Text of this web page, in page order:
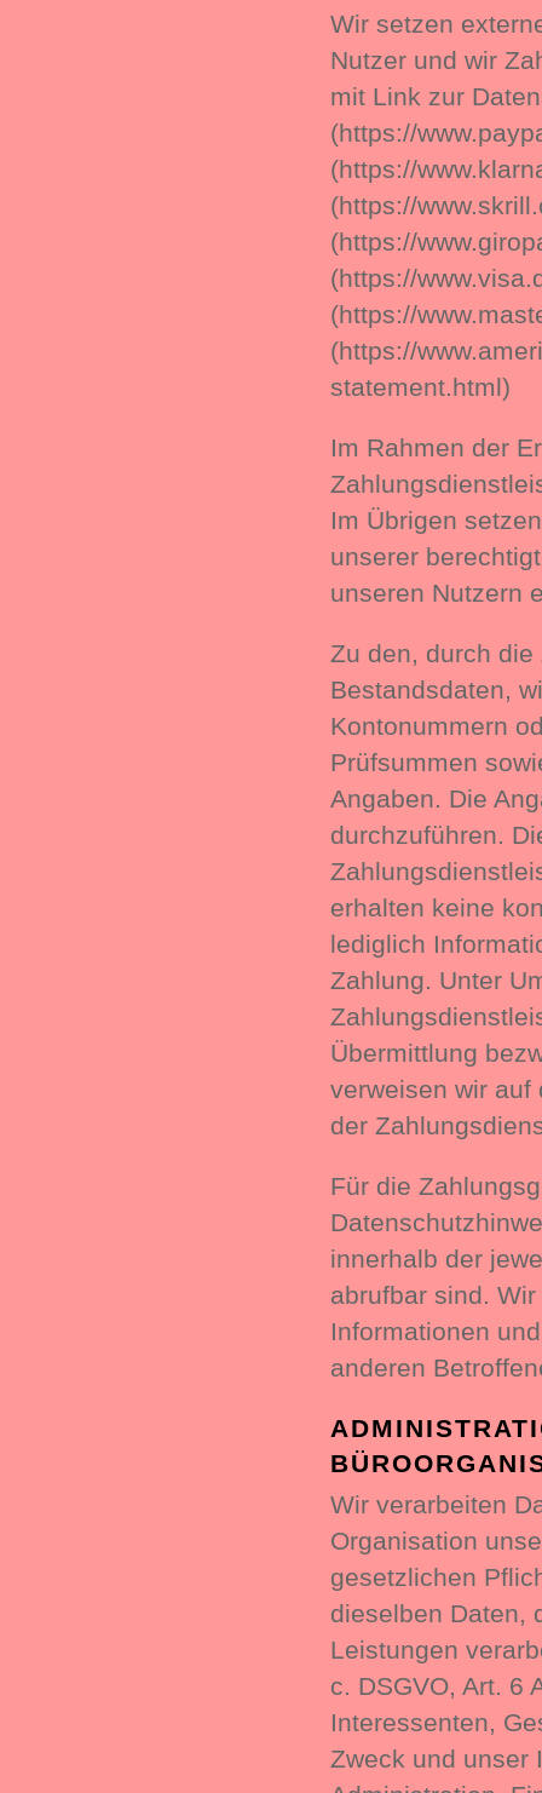
Wir setzen
Nutzer und wir
mit Link zur
(https://
(https://
(https://
(https://
(https://
(https://
(https://
statement.html)
Im Rahmen der
Im Übrigen
unserer
unseren Nutzern
Zu den, durch
Bestandsdaten,
Kontonummern
Prüfsummen
Angaben. Die
durchzuführen.
erhalten keine
lediglich
Zahlung. Unter
Übermittlung
verweisen wir auf
der
Für die
innerhalb der
abrufbar sind.
Informationen
anderen
Wir verarbeiten
Organisation
gesetzlichen
dieselben Daten,
Leistungen
c. DSGVO, Art. 6
Interessenten,
Zweck und unser